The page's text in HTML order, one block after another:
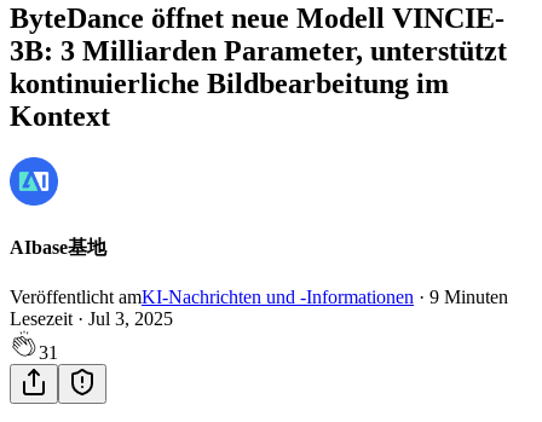
ByteDance öffnet neue Modell VINCIE-
3B: 3 Milliarden Parameter, unterstützt
kontinuierliche Bildbearbeitung im
Kontext
AIbase基地
Veröffentlicht amKI-Nachrichten und -Informationen · 9 Minuten
Lesezeit · Jul 3, 2025
31